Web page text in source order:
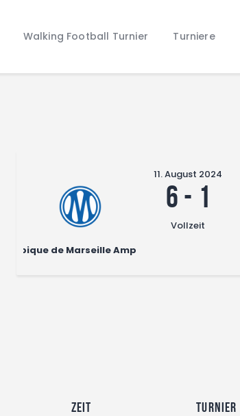
Walking Football Turnier Turniere
Walking Football Turnier
Turniere
Olympique de Marseille Amputees
11. August 2024
6 - 1
Vollzeit
Zeit Turnier